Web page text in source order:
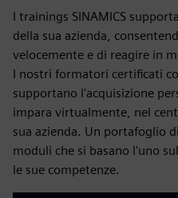
I trainings SINAMICS
della sua azienda,
velocemente e di reagire in
I nostri formatori certificati
supportano l'acquisizione
impara virtualmente, nel
sua azienda. Un portafoglio
moduli che si basano l'uno
le sue competenze.